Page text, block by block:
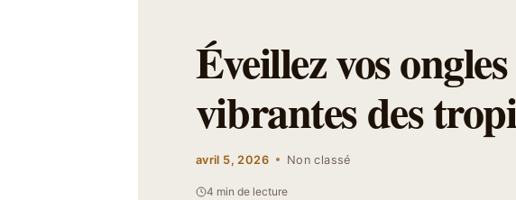
Éveillez vos
vibrantes des
avril 5, 2026 Non classé
4 min de lecture